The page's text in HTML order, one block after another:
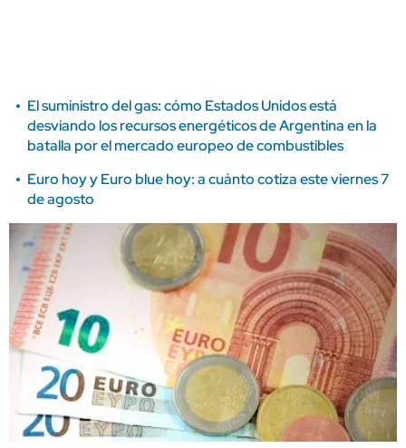
El suministro del gas: cómo Estados Unidos está
desviando los recursos energéticos de Argentina en la
batalla por el mercado europeo de combustibles
Euro hoy y Euro blue hoy: a cuánto cotiza este viernes 7
de agosto